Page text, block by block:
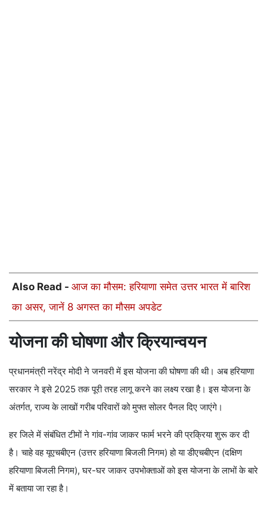
Also Read - आज का मौसम: हरियाणा समेत उत्तर भारत में बारिश
का असर, जानें 8 अगस्त का मौसम अपडेट
योजना की घोषणा और क्रियान्वयन
प्रधानमंत्री नरेंद्र मोदी ने जनवरी में इस योजना की घोषणा की थी। अब हरियाणा
सरकार ने इसे 2025 तक पूरी तरह लागू करने का लक्ष्य रखा है। इस योजना के
अंतर्गत, राज्य के लाखों गरीब परिवारों को मुफ्त सोलर पैनल दिए जाएंगे।
हर जिले में संबंधित टीमों ने गांव-गांव जाकर फार्म भरने की प्रक्रिया शुरू कर दी
है। चाहे वह यूएचबीएन (उत्तर हरियाणा बिजली निगम) हो या डीएचबीएन (दक्षिण
हरियाणा बिजली निगम), घर-घर जाकर उपभोक्ताओं को इस योजना के लाभों के बारे
में बताया जा रहा है।